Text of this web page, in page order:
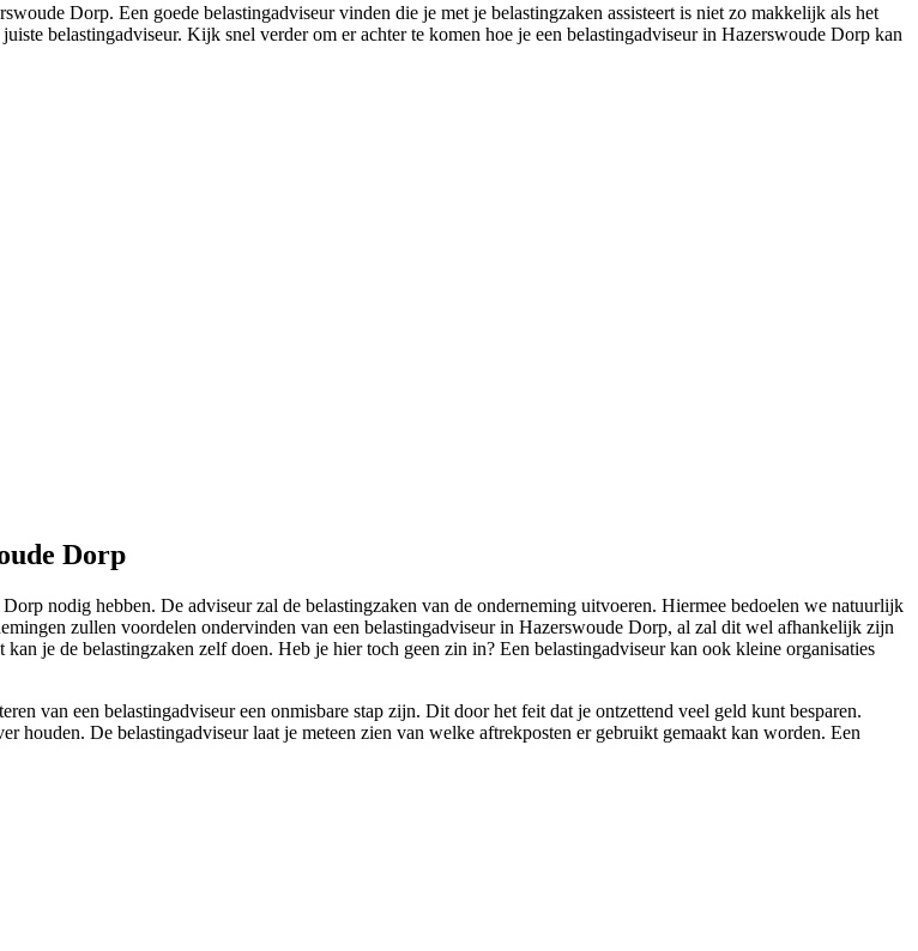
Dorp. Een goede belastingadviseur vinden die je met je belastingzaken assisteert is niet zo makkelijk als het
belastingadviseur. Kijk snel verder om er achter te komen hoe je een belastingadviseur in Hazerswoude Dorp kan
Dorp
nodig hebben. De adviseur zal de belastingzaken van de onderneming uitvoeren. Hiermee bedoelen we natuurlijk
zullen voordelen ondervinden van een belastingadviseur in Hazerswoude Dorp, al zal dit wel afhankelijk zijn
je de belastingzaken zelf doen. Heb je hier toch geen zin in? Een belastingadviseur kan ook kleine organisaties
van een belastingadviseur een onmisbare stap zijn. Dit door het feit dat je ontzettend veel geld kunt besparen.
houden. De belastingadviseur laat je meteen zien van welke aftrekposten er gebruikt gemaakt kan worden. Een